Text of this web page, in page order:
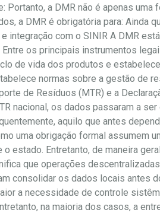
Portanto, a DMR não é apenas
a DMR é obrigatória para:
integração com o SINIR A DMR
os principais instrumentos
de vida dos produtos e
normas sobre a gestão de
de Resíduos (MTR) e a
nacional, os dados passaram a
aquilo que antes
uma obrigação formal assumem
estado. Entretanto, de maneira
que operações
consolidar os dados locais antes
a necessidade de controle
na maioria dos casos, a